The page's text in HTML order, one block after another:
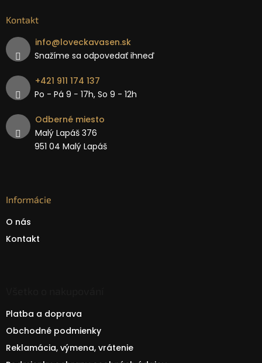
Kontakt
info@loveckavasen.sk
Snažíme sa odpovedať ihneď
+421 911 174 137
Po - Pá 9 − 17h, So 9 - 12h
Odberné miesto
Malý Lapáš 376
951 04 Malý Lapáš
Informácie
O nás
Kontakt
Platba a doprava
Obchodné podmienky
Reklamácia, výmena, vrátenie